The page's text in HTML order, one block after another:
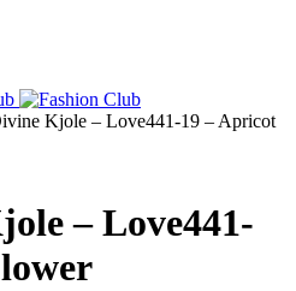
Kjole – Love441-19 – Apricot
– Love441-